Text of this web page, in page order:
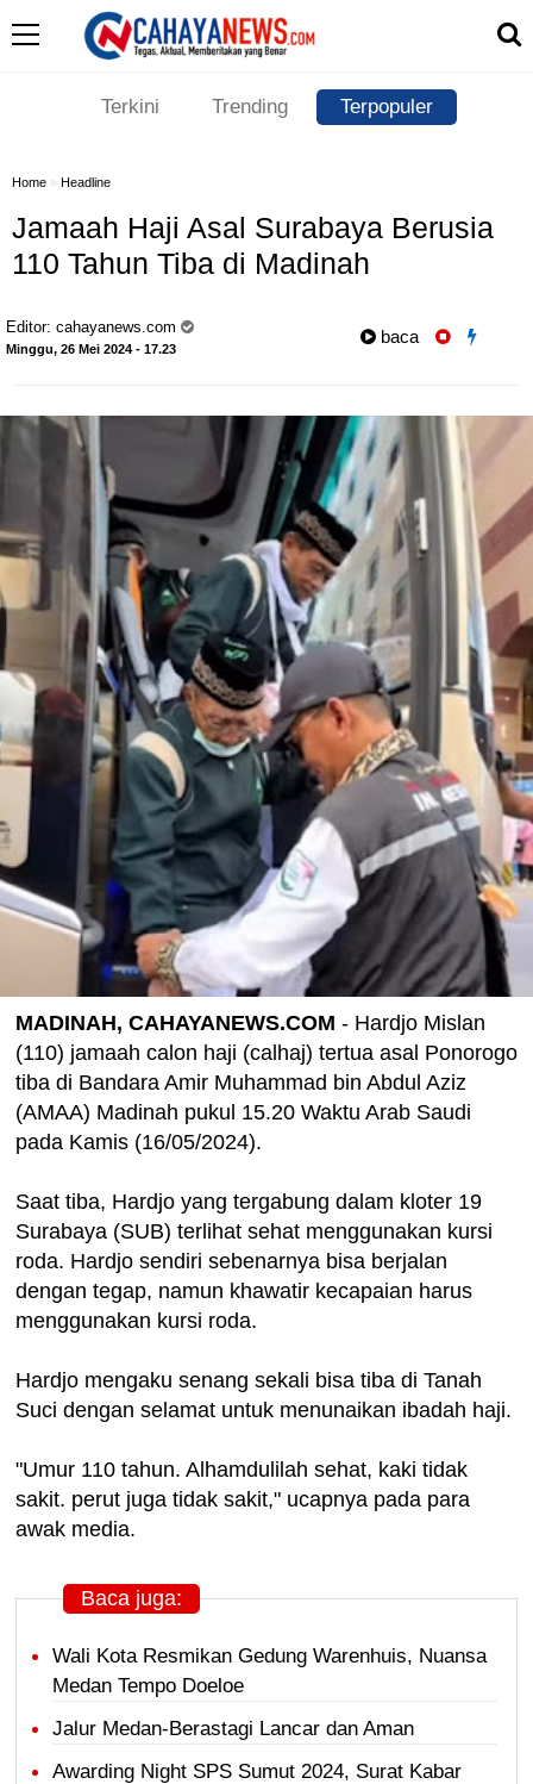
Terkini Trending Terpopuler
Home » Headline
Jamaah Haji Asal Surabaya Berusia
110 Tahun Tiba di Madinah
Editor: cahayanews.com
Minggu, 26 Mei 2024 - 17.23
baca
MADINAH, CAHAYANEWS.COM - Hardjo Mislan
(110) jamaah calon haji (calhaj) tertua asal Ponorogo
tiba di Bandara Amir Muhammad bin Abdul Aziz
(AMAA) Madinah pukul 15.20 Waktu Arab Saudi
pada Kamis (16/05/2024).
Saat tiba, Hardjo yang tergabung dalam kloter 19
Surabaya (SUB) terlihat sehat menggunakan kursi
roda. Hardjo sendiri sebenarnya bisa berjalan
dengan tegap, namun khawatir kecapaian harus
menggunakan kursi roda.
Hardjo mengaku senang sekali bisa tiba di Tanah
Suci dengan selamat untuk menunaikan ibadah haji.
"Umur 110 tahun. Alhamdulilah sehat, kaki tidak
sakit. perut juga tidak sakit," ucapnya pada para
awak media.
Baca juga:
Wali Kota Resmikan Gedung Warenhuis, Nuansa
Medan Tempo Doeloe
Jalur Medan-Berastagi Lancar dan Aman
Awarding Night SPS Sumut 2024, Surat Kabar